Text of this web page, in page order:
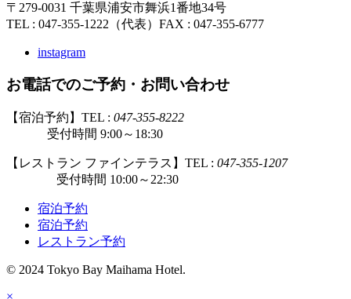
〒279-0031 千葉県浦安市舞浜1番地34号
TEL : 047-355-1222（代表） FAX : 047-355-6777
instagram
お電話でのご予約・お問い合わせ
【宿泊予約】TEL : 047-355-8222
受付時間 9:00～18:30
【レストラン ファインテラス】TEL : 047-355-1207
受付時間 10:00～22:30
宿泊予約
宿泊予約
レストラン予約
© 2024 Tokyo Bay Maihama Hotel.
×